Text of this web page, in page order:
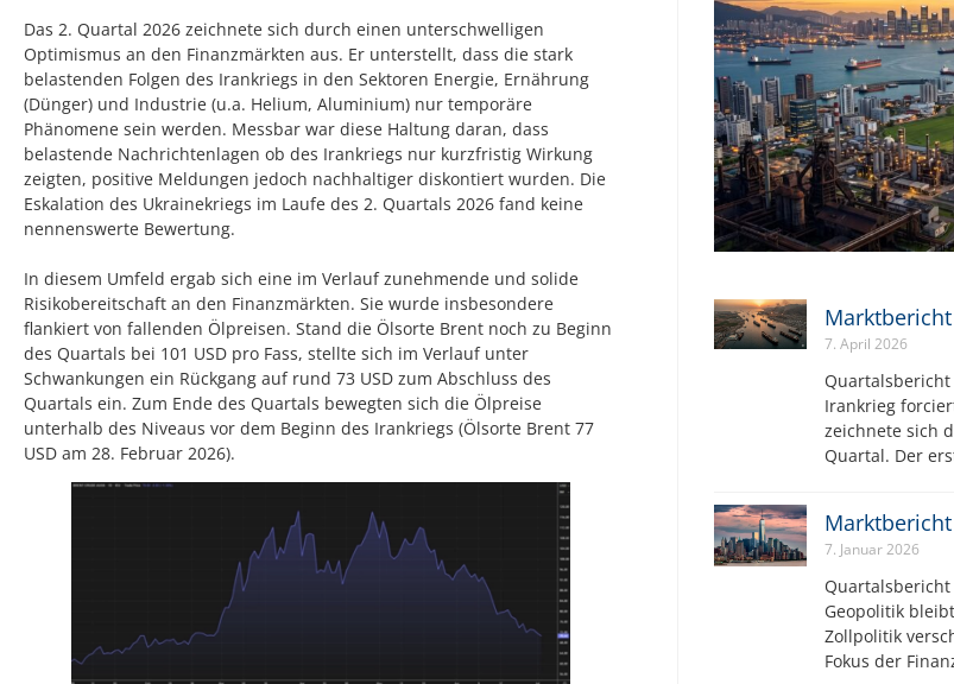
Das 2. Quartal 2026 zeichnete sich durch einen unterschwelligen
Optimismus an den Finanzmärkten aus. Er unterstellt, dass die stark
belastenden Folgen des Irankriegs in den Sektoren Energie, Ernährung
(Dünger) und Industrie (u.a. Helium, Aluminium) nur temporäre
Phänomene sein werden. Messbar war diese Haltung daran, dass
belastende Nachrichtenlagen ob des Irankriegs nur kurzfristig Wirkung
zeigten, positive Meldungen jedoch nachhaltiger diskontiert wurden. Die
Eskalation des Ukrainekriegs im Laufe des 2. Quartals 2026 fand keine
nennenswerte Bewertung.
In diesem Umfeld ergab sich eine im Verlauf zunehmende und solide
Risikobereitschaft an den Finanzmärkten. Sie wurde insbesondere
flankiert von fallenden Ölpreisen. Stand die Ölsorte Brent noch zu Beginn
des Quartals bei 101 USD pro Fass, stellte sich im Verlauf unter
Schwankungen ein Rückgang auf rund 73 USD zum Abschluss des
Quartals ein. Zum Ende des Quartals bewegten sich die Ölpreise
unterhalb des Niveaus vor dem Beginn des Irankriegs (Ölsorte Brent 77
USD am 28. Februar 2026).
7. April 2026
Quartalsbericht
Irankrieg
zeichnete sich
Quartal. Der
7. Januar 2026
Quartalsbericht
Geopolitik
Zollpolitik
Fokus der